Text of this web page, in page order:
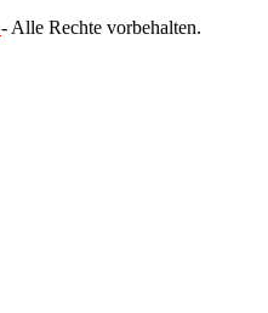
- Alle Rechte vorbehalten.